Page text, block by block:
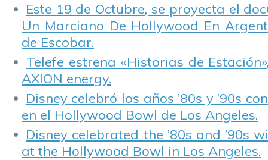
Este 19 de Octubre, se proyecta el
Un Marciano De Hollywood En
de Escobar.
Telefe estrena «Historias de
AXION energy.
Disney celebró los años ’80s y ’90s
en el Hollywood Bowl de Los Angeles.
Disney celebrated the ’80s and ’90s
at the Hollywood Bowl in Los Angeles.